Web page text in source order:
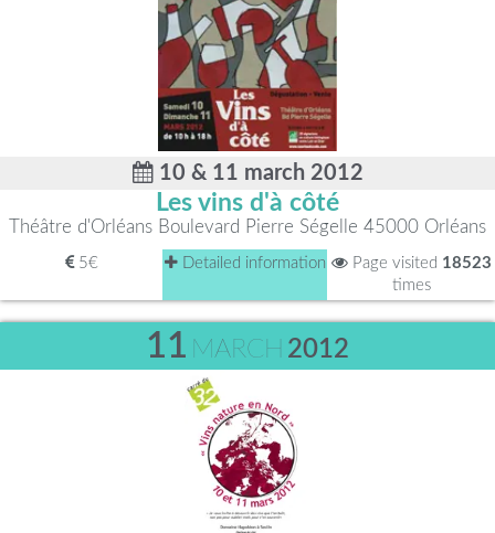
10 & 11 march 2012
Les vins d'à côté
Théâtre d'Orléans Boulevard Pierre Ségelle 45000 Orléans
5€ Detailed information Page visited 18523
times
11 MARCH 2012